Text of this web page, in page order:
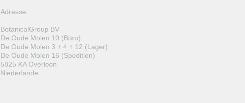
Adresse:
BotanicalGroup BV
De Oude Molen 10 (Büro)
De Oude Molen 3 + 4 + 12 (Lager)
De Oude Molen 16 (Spedition)
5825 KA Overloon
Niederlande